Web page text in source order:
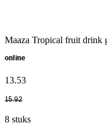
Maaza Tropical fruit drink
online
13.53
15.92
8 stuks